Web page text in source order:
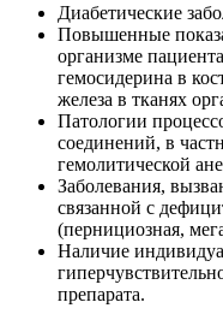
Диабетические
Повышенные
организме
гемосидерина в
железа в тканях
Патологии
соединений, в
гемолитической
Заболевания,
связанной с
(пернициозная,
Наличие
препарата.